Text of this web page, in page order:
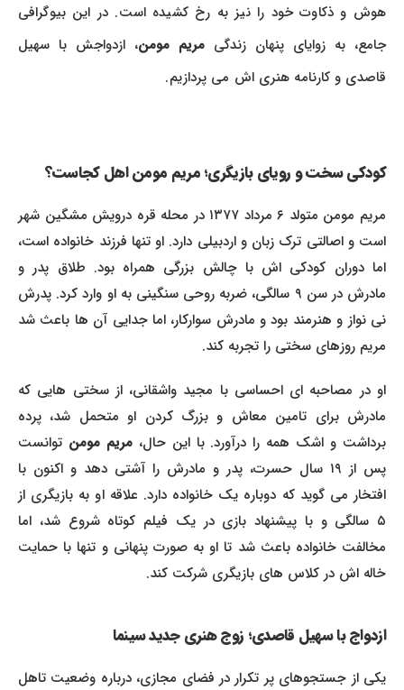
هوش و ذکاوت خود را نیز به رخ کشیده است. در این بیوگرافی
جامع، به زوایای پنهان زندگیمریم مومن، ازدواجش با سهیل
قاصدی و کارنامه هنری اش می پردازیم.
کودکی سخت و رویای بازیگری؛ مریم مومن اهل کجاست؟
مریم مومن متولد ۶ مرداد ۱۳۷۷ در محله قره درویش مشگین شهر
است و اصالتی ترک زبان و اردبیلی دارد. او تنها فرزند خانواده است،
اما دوران کودکی اش با چالش بزرگی همراه بود. طلاق پدر و
مادرش در سن ۹ سالگی، ضربه روحی سنگینی به او وارد کرد. پدرش
نی نواز و هنرمند بود و مادرش سوارکار، اما جدایی آن ها باعث شد
مریم روزهای سختی را تجربه کند.
او در مصاحبه ای احساسی با مجید واشقانی، از سختی هایی که
مادرش برای تامین معاش و بزرگ کردن او متحمل شد، پرده
برداشت و اشک همه را درآورد. با این حال،مریم مومنتوانست
پس از ۱۹ سال حسرت، پدر و مادرش را آشتی دهد و اکنون با
افتخار می گوید که دوباره یک خانواده دارد. علاقه او به بازیگری از
۵ سالگی و با پیشنهاد بازی در یک فیلم کوتاه شروع شد، اما
مخالفت خانواده باعث شد تا او به صورت پنهانی و تنها با حمایت
خاله اش در کلاس های بازیگری شرکت کند.
ازدواج با سهیل قاصدی؛ زوج هنری جدید سینما
یکی از جستجوهای پر تکرار در فضای مجازی، درباره وضعیت تاهل